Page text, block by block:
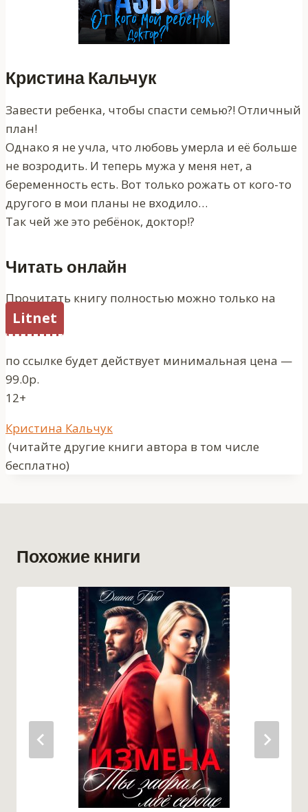
Кристина Кальчук
Завести ребенка, чтобы спасти семью?! Отличный
план!
Однако я не учла, что любовь умерла и её больше
не возродить. И теперь мужа у меня нет, а
беременность есть. Вот только рожать от кого-то
другого в мои планы не входило…
Так чей же это ребёнок, доктор!?
Читать онлайн
Прочитать книгу полностью можно только на
Litnet
по ссылке будет действует минимальная цена —
99.0р.
12+
Метки
записи:
Кристина Кальчук
(читайте другие книги автора в том числе
бесплатно)
Похожие книги